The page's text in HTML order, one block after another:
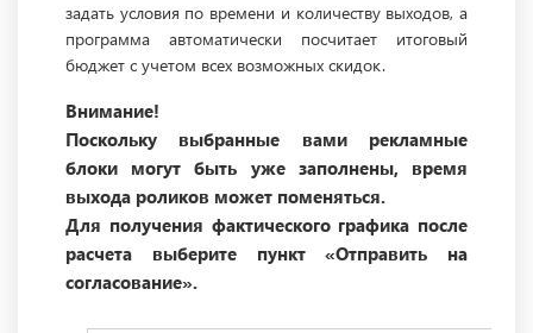
задать условия по времени и количеству выходов, а
программа автоматически посчитает итоговый
бюджет с учетом всех возможных скидок.
Внимание!
Поскольку выбранные вами рекламные
блоки могут быть уже заполнены, время
выхода роликов может поменяться.
Для получения фактического графика после
расчета выберите пункт «Отправить на
согласование».